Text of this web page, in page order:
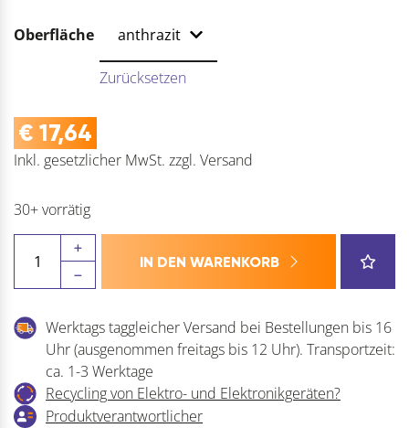
Oberfläche
Zurücksetzen
€ 17,64
Inkl. gesetzlicher MwSt. zzgl. Versand
30+ vorrätig
Besenhalter
Libell,
Menge
IN DEN WARENKORB
Werktags taggleicher Versand bei Bestellungen bis 16
Uhr (ausgenommen freitags bis 12 Uhr). Transportzeit:
ca. 1-3 Werktage
Recycling von Elektro- und Elektronikgeräten?
Produktverantwortlicher